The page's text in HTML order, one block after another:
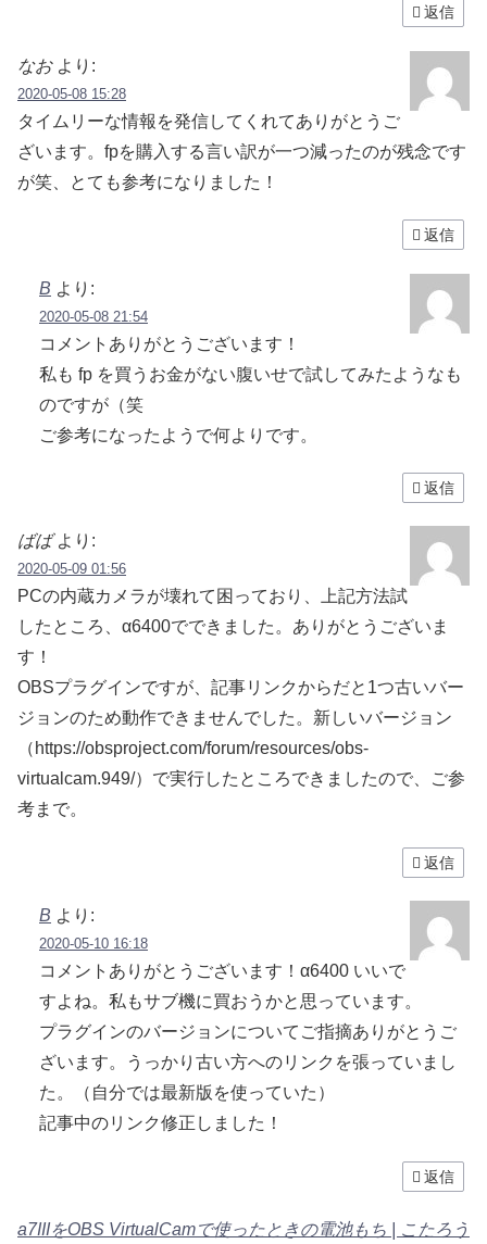
返信
なお より:
2020-05-08 15:28
タイムリーな情報を発信してくれてありがとうご
ざいます。fpを購入する言い訳が一つ減ったのが残念です
が笑、とても参考になりました！
返信
B より:
2020-05-08 21:54
コメントありがとうございます！
私も fp を買うお金がない腹いせで試してみたようなも
のですが（笑
ご参考になったようで何よりです。
返信
ばば より:
2020-05-09 01:56
PCの内蔵カメラが壊れて困っており、上記方法試
したところ、α6400でできました。ありがとうございま
す！
OBSプラグインですが、記事リンクからだと1つ古いバー
ジョンのため動作できませんでした。新しいバージョン
（https://obsproject.com/forum/resources/obs-
virtualcam.949/）で実行したところできましたので、ご参
考まで。
返信
B より:
2020-05-10 16:18
コメントありがとうございます！α6400 いいで
すよね。私もサブ機に買おうかと思っています。
プラグインのバージョンについてご指摘ありがとうご
ざいます。うっかり古い方へのリンクを張っていまし
た。（自分では最新版を使っていた）
記事中のリンク修正しました！
返信
a7IIIをOBS VirtualCamで使ったときの電池もち | こたろう